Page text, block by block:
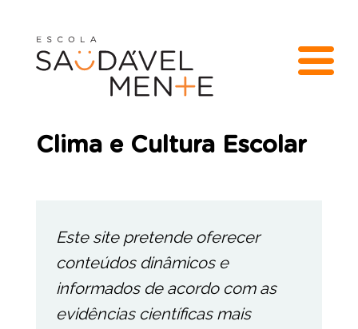
Clima e Cultura Escolar
Este site pretende oferecer
conteúdos dinâmicos e
informados de acordo com as
evidências científicas mais